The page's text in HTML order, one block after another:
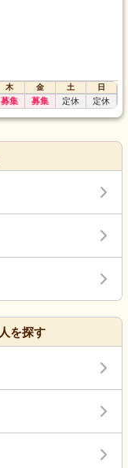
木 金 土
日
募集 募集 定休 定休
を探す